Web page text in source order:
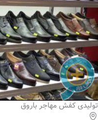
تولیدی کفش مهاجر باروق